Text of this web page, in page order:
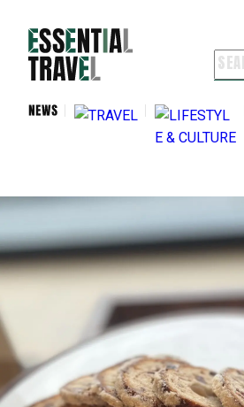
NEWS
TRAVEL
ライター紹介
よくある質問
お問い合わせ
FOLLOW US